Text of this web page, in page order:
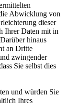
Abwicklung von
dieser
Ihrer Daten mit in
hinaus
an Dritte
zwingender
Sie selbst dies
und würden Sie
Ihres